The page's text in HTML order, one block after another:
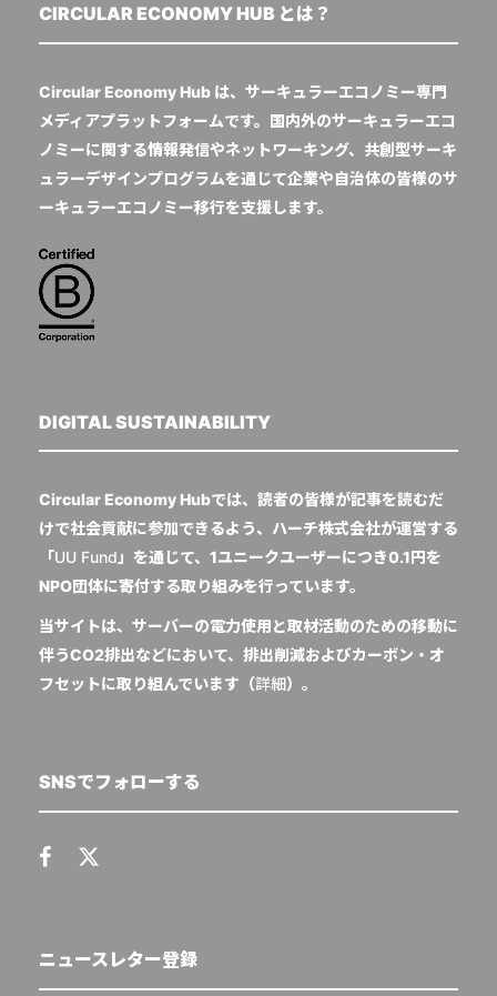
CIRCULAR ECONOMY HUB とは？
Circular Economy Hub は、サーキュラーエコノミー専門
メディアプラットフォームです。国内外のサーキュラーエコ
ノミーに関する情報発信やネットワーキング、共創型サーキ
ュラーデザインプログラムを通じて企業や自治体の皆様のサ
ーキュラーエコノミー移行を支援します。
DIGITAL SUSTAINABILITY
Circular Economy Hubでは、読者の皆様が記事を読むだ
けで社会貢献に参加できるよう、ハーチ株式会社が運営する
「UU Fund 」を通じて、1ユニークユーザーにつき0.1円を
NPO団体に寄付する取り組みを行っています。
当サイトは、サーバーの電力使用と取材活動のための移動に
伴うCO2排出などにおいて、排出削減およびカーボン・オ
フセットに取り組んでいます（詳細）。
SNSでフォローする
ニュースレター登録